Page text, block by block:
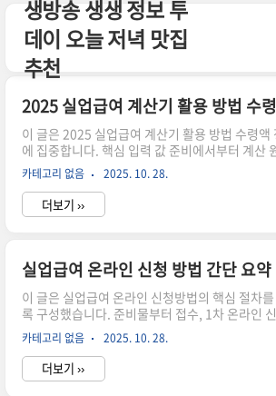
본문 바로가기
생방송 생생 정보 투
데이 오늘 저녁 맛집
추천
이 글은 2025 실업급여 계산기 활용 방법 수령액
에 집중합니다. 핵심 입력 값 준비에서부터 계산
실제 사례까지 차근차근 다룹니다. 방문객이 바로
간결하고 친근한 말투로 설명하며, 필요한 데이터
확인하도록 구성했습니다.2025 실업급여 계산기
실업급여 계산기 활용 시작은 단순한 숫자 놀이가
니다. 이 점이 바로 출발점이죠. 다음 문단에서 입
확인해 봅니다.2025 실업급여 계산기 더 알아보
계산기는 고용보험 이력과 근무 기간, 평균임금 ..
카테고리 없음 2025. 10. 28.
더보기 ››
실업급여 온라인 신청 방법 간단 요약
이 글은 실업급여 온라인 신청방법의 핵심 절차
록 구성했습니다. 준비물부터 접수, 1차 온라인
부 확인, 지급 결정까지의 흐름을 실제 화면 예시
다. 초보자도 따라 하기 쉬운 체크리스트를 제공합
팁과 주의사항까지 담았습니다. 끝까지 읽고 바로
업급여 온라인 신청방법실업 상황에서 필요한 정
카테고리 없음 2025. 10. 28.
더보기 ››